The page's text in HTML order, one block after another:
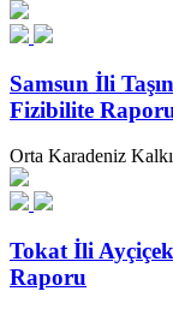
Samsun İli
Fizibilite
Orta Karadeniz
Tokat İli
Raporu